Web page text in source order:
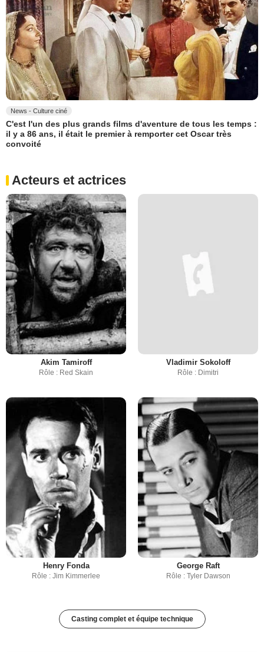
News - Culture ciné
C'est l'un des plus grands films d'aventure de tous les temps :
il y a 86 ans, il était le premier à remporter cet Oscar très
convoité
Acteurs et actrices
Akim Tamiroff
Rôle : Red Skain
Vladimir Sokoloff
Rôle : Dimitri
Henry Fonda
Rôle : Jim Kimmerlee
George Raft
Rôle : Tyler Dawson
Casting complet et équipe technique